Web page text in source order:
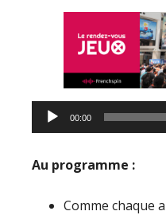
Lecteur
audio
00:00
Au programme :
Comme chaque